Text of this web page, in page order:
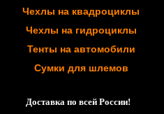
Чехлы на квадроциклы
Чехлы на гидроциклы
Тенты на автомобили
Сумки для шлемов
Доставка по всей России!